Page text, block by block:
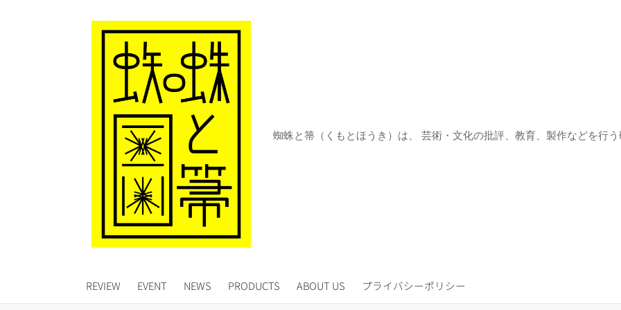
蜘蛛と箒（くもとほうき）は、 芸術・文化の批評、教育、製作などを行う
REVIEW EVENT NEWS PRODUCTS ABOUT US プライバシーポリシー